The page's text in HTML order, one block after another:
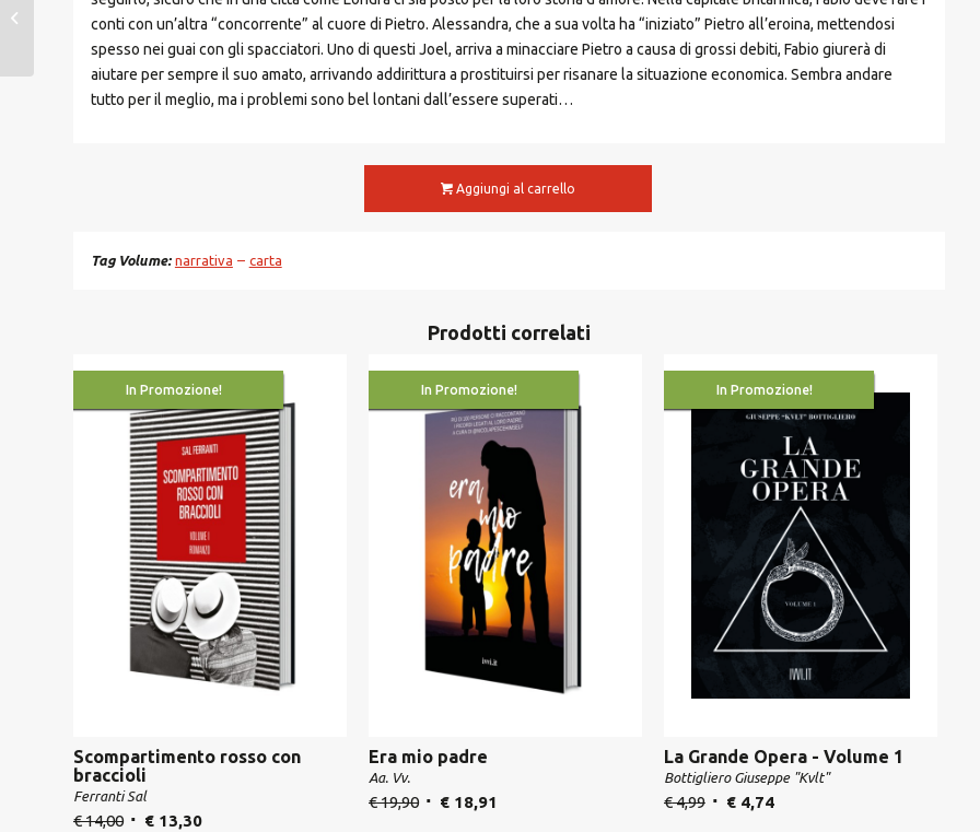
conti con un’altra “concorrente” al cuore di Pietro. Alessandra, che a sua volta ha “iniziato” Pietro all’eroina, mettendosi
spesso nei guai con gli spacciatori. Uno di questi Joel, arriva a minacciare Pietro a causa di grossi debiti, Fabio giurerà di
aiutare per sempre il suo amato, arrivando addirittura a prostituirsi per risanare la situazione economica. Sembra andare
tutto per il meglio, ma i problemi sono bel lontani dall’essere superati…
Aggiungi al carrello
Tag Volume narrativa carta
Prodotti correlati
In Promozione!
Scompartimento rosso con
braccioli
Ferranti Sal
€14,00 € 13,30
In Promozione!
Era mio padre
Aa. Vv.
€19,90 €18,91
In Promozione!
La Grande Opera - Volume 1
Bottigliero Giuseppe "Kvlt"
€4,99 €4,74
Scrittori italiani – Libro